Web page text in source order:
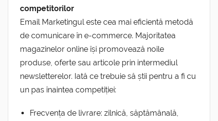
competitorilor
Email Marketingul este cea mai eficientă metodă
de comunicare în e-commerce. Majoritatea
magazinelor online își promovează noile
produse, oferte sau articole prin intermediul
newsletterelor. Iată ce trebuie să știi pentru a fi cu
un pas înaintea competiției:
Frecvența de livrare: zilnică, săptămânală,